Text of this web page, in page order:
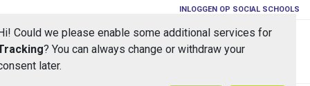
INLOGGEN OP SOCIAL SCHOOLS
Could we please enable some additional services for
? You can always change or withdraw your
later.